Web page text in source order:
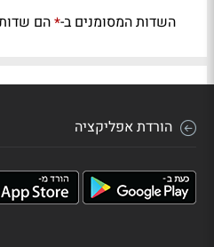
השדות המסומנים ב-*הם
הורדת אפליקציה